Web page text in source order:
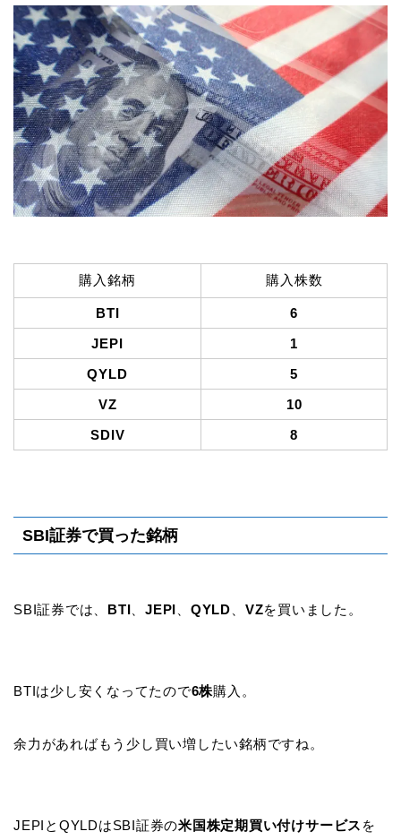
購入銘柄 購入株数
BTI
6
JEPI
1
QYLD
5
VZ
10
SDIV
8
SBI証券で買った銘柄
SBI証券では、 BTI 、JEPI QYLD VZを買いました。
BTIは少し安くなってたので6株購入。
余力があればもう少し買い増したい銘柄ですね。
JEPIとQYLDはSBI証券の米国株定期買い付けサービス を